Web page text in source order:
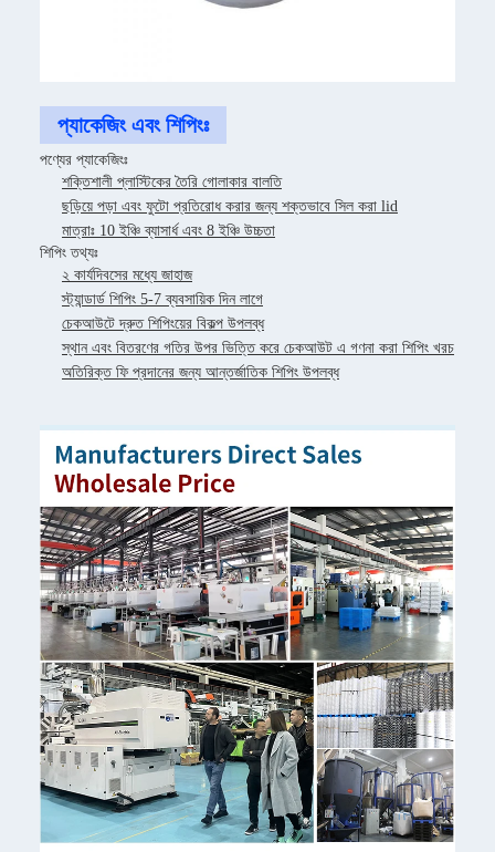
প্যাকেজিং এবং শিপিংঃ
পণ্যের প্যাকেজিংঃ
শক্তিশালী প্লাস্টিকের তৈরি গোলাকার বালতি
ছড়িয়ে পড়া এবং ফুটো প্রতিরোধ করার জন্য শক্তভাবে সিল করা lid
মাত্রাঃ 10 ইঞ্চি ব্যাসার্ধ এবং 8 ইঞ্চি উচ্চতা
শিপিং তথ্যঃ
২ কার্যদিবসের মধ্যে জাহাজ
স্ট্যান্ডার্ড শিপিং 5-7 ব্যবসায়িক দিন লাগে
চেকআউটে দ্রুত শিপিংয়ের বিকল্প উপলব্ধ
স্থান এবং বিতরণের গতির উপর ভিত্তি করে চেকআউট এ গণনা করা শিপিং খরচ
অতিরিক্ত ফি প্রদানের জন্য আন্তর্জাতিক শিপিং উপলব্ধ